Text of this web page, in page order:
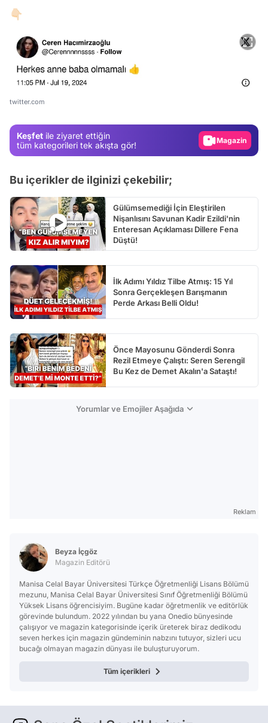
👇🏻
twitter.com
Keşfet ile ziyaret ettiğin
tüm kategorileri tek akışta gör!
Test
Video
Bu içerikler de ilginizi çekebilir;
Gülümsemediği İçin Eleştirilen
Nişanlısını Savunan Kadir Ezildi'nin
Enteresan Açıklaması Dillere Fena
Düştü!
İlk Adımı Yıldız Tilbe Atmış: 15 Yıl
Sonra Gerçekleşen Barışmanın
Perde Arkası Belli Oldu!
Önce Mayosunu Gönderdi Sonra
Rezil Etmeye Çalıştı: Seren Serengil
Bu Kez de Demet Akalın'a Sataştı!
Yorumlar ve Emojiler Aşağıda
Reklam
Beyza İçgöz
Magazin Editörü
Manisa Celal Bayar Üniversitesi Türkçe Öğretmenliği Lisans Bölümü
mezunu, Manisa Celal Bayar Üniversitesi Sınıf Öğretmenliği Bölümü
Yüksek Lisans öğrencisiyim. Bugüne kadar öğretmenlik ve editörlük
görevinde bulundum. 2022 yılından bu yana Onedio bünyesinde
çalışıyor ve magazin kategorisinde içerik üreterek biraz dedikodu
seven herkes için magazin gündeminin nabzını tutuyor, sizleri ucu
bucağı olmayan magazin dünyası ile buluşturuyorum.
Tüm içerikleri